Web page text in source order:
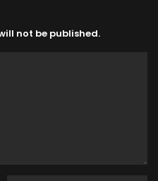
not be published.